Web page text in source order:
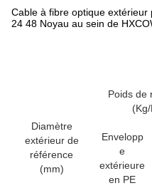
Cable à fibre optique
24 48 Noyau au sein de
Diamètre
extérieur de
référence
(mm)
Poids de
Envelopp
e
extérieure
en PE